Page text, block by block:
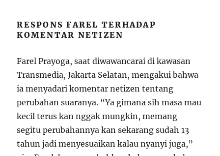
RESPONS FAREL TERHADAP
KOMENTAR NETIZEN
Farel Prayoga, saat diwawancarai di kawasan
Transmedia, Jakarta Selatan, mengakui bahwa
ia menyadari komentar netizen tentang
perubahan suaranya. “Ya gimana sih masa mau
kecil terus kan nggak mungkin, memang
segitu perubahannya kan sekarang sudah 13
tahun jadi menyesuaikan kalau nyanyi juga,”